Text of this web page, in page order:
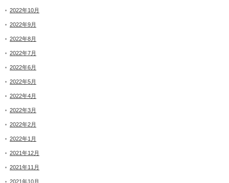
2022年10月
2022年9月
2022年8月
2022年7月
2022年6月
2022年5月
2022年4月
2022年3月
2022年2月
2022年1月
2021年12月
2021年11月
2021年10月